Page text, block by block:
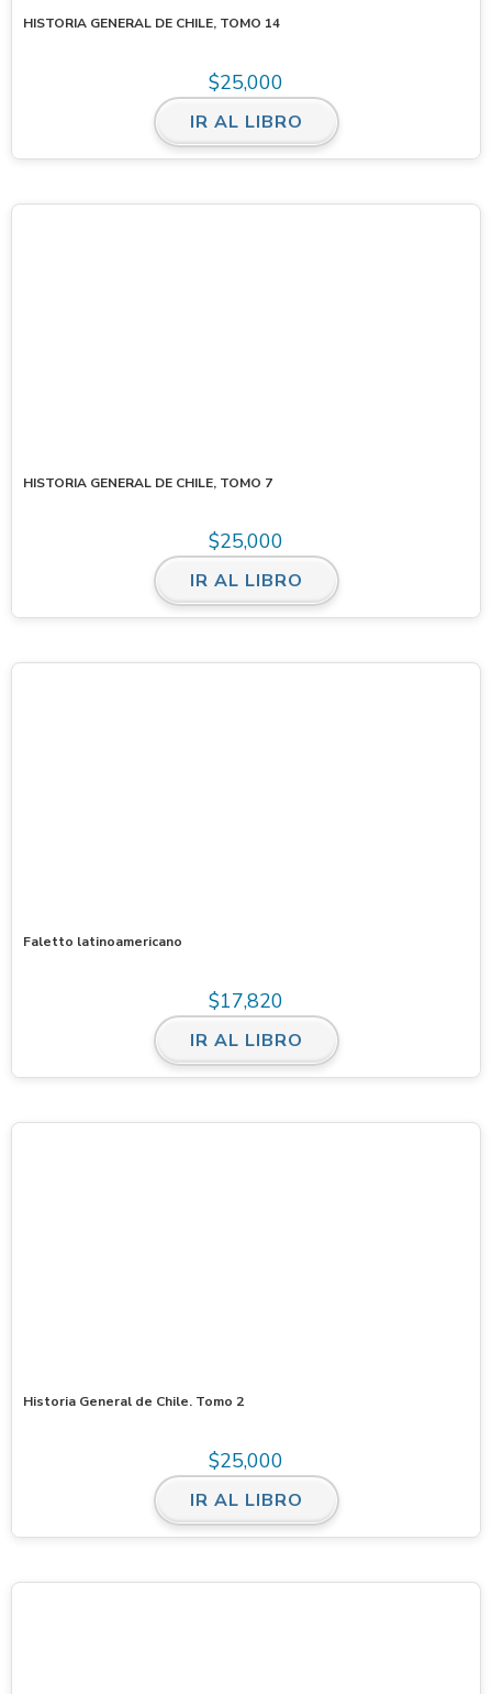
HISTORIA GENERAL DE CHILE, TOMO 14
$25,000
IR AL LIBRO
HISTORIA GENERAL DE CHILE, TOMO 7
$25,000
IR AL LIBRO
Faletto latinoamericano
$17,820
IR AL LIBRO
Historia General de Chile. Tomo 2
$25,000
IR AL LIBRO